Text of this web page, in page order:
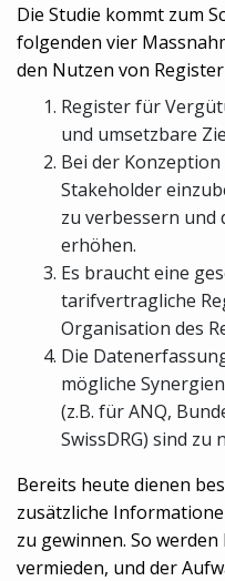
Die Studie kommt zum
folgenden vier
den Nutzen von
Register für
und umsetzbare
Bei der
Stakeholder
zu verbessern und
erhöhen.
Es braucht eine
tarifvertragliche
Organisation des
Die
mögliche
(z.B. für ANQ,
SwissDRG) sind zu
Bereits heute dienen
zusätzliche
zu gewinnen. So
vermieden, und der